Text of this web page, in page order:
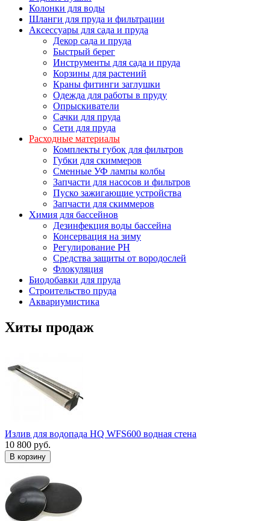
Колонки для воды
Шланги для пруда и фильтрации
Аксессуары для сада и пруда
Декор сада и пруда
Быстрый берег
Инструменты для сада и пруда
Корзины для растений
Краны фитинги заглушки
Одежда для работы в пруду
Опрыскиватели
Сачки для пруда
Сети для пруда
Расходные материалы
Комплекты губок для фильтров
Губки для скиммеров
Сменные УФ лампы колбы
Запчасти для насосов и фильтров
Пуско зажигающие устройства
Запчасти для скиммеров
Химия для бассейнов
Дезинфекция воды бассейна
Консервация на зиму
Регулирование PH
Средства защиты от вородослей
Флокуляция
Биодобавки для пруда
Строительство пруда
Аквариумистика
Хиты продаж
Излив для водопада HQ WFS600 водная стена
10 800 руб.
В корзину